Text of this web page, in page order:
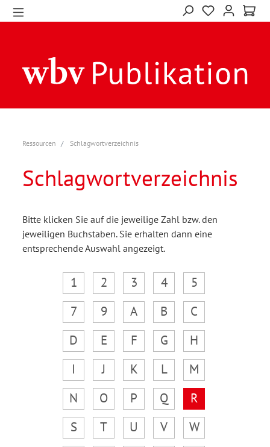
Ressourcen Schlagwortverzeichnis
Schlagwortverzeichnis
Bitte klicken Sie auf die jeweilige Zahl bzw. den
jeweiligen Buchstaben. Sie erhalten dann eine
entsprechende Auswahl angezeigt.
1 2 3 4
5
7
9 A B
C
D
E F G
H
I
J K L
M
N
O P Q
R
S
T U V
W